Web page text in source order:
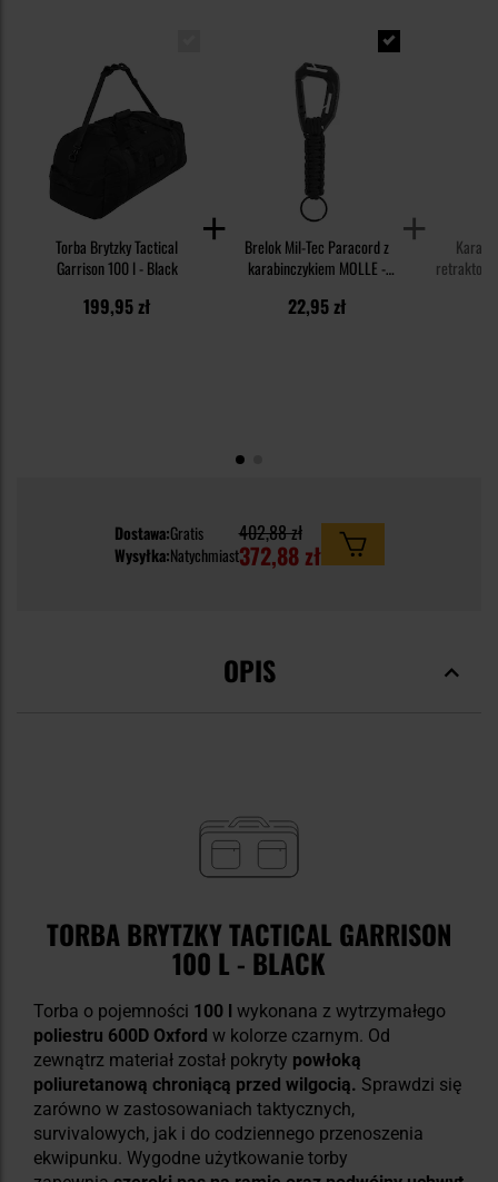
Torba Brytzky Tactical
Garrison 100 l - Black
199,95 zł
Brelok Mil-Tec Paracord z
karabinczykiem MOLLE -
22,95 zł
Dostawa:Gratis
Wysyłka:Natychmiast
402,88 zł
372,88 zł
OPIS
TORBA BRYTZKY TACTICAL GARRISON
100 L - BLACK
Torba o pojemności 100 l
wykonana z wytrzymałego
poliestru 600D Oxford w kolorze czarnym. Od
zewnątrz materiał został pokryty powłoką
poliuretanową chroniącą przed wilgocią. Sprawdzi się
zarówno w zastosowaniach taktycznych,
survivalowych, jak i do codziennego przenoszenia
ekwipunku. Wygodne użytkowanie torby